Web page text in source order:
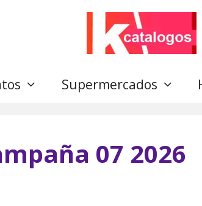
Supermercados
07 2026